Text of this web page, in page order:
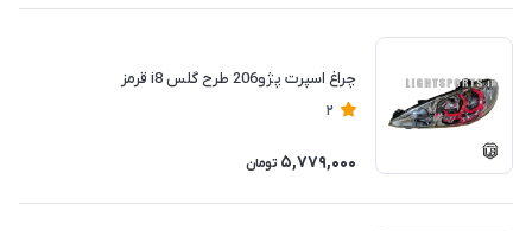
چراغ اسپرت پژو206 طرح گلس i8 قرمز
2
5,779,000 تومان